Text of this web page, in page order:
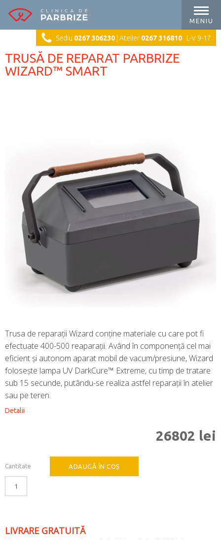
Sediu 0267 306230 | Atelier 0267 316810 L-V 9-17
MENIU
TRUSĂ DE REPARAT PARBRIZE
WIZARD™ SMART
Cod produs:Wizard
Trusa de reparații Wizard conține materiale cu care pot fi
efectuate 400-500 reaparații. Având în componență cel mai
eficient și autonom aparat mobil de vacum/presiune, Wizard
folosește lampa UV DarkCure™ Extreme, cu timp de tratare
sub 15 secunde, putându-se realiza astfel reparații în atelier
sau pe teren.
Detalii
26802 lei
Cantitate ADAUGĂ ÎN COȘ
LIVRARE GRATUITĂ